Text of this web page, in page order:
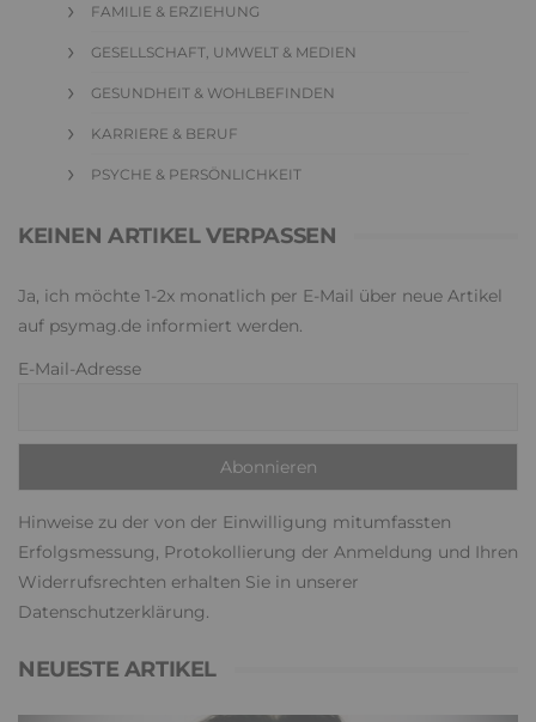
FAMILIE & ERZIEHUNG
GESELLSCHAFT, UMWELT & MEDIEN
GESUNDHEIT & WOHLBEFINDEN
KARRIERE & BERUF
PSYCHE & PERSÖNLICHKEIT
KEINEN ARTIKEL VERPASSEN
Ja, ich möchte 1-2x monatlich per E-Mail über neue Artikel
auf psymag.de informiert werden.
E-Mail-Adresse
Hinweise zu der von der Einwilligung mitumfassten
Erfolgsmessung, Protokollierung der Anmeldung und Ihren
Widerrufsrechten erhalten Sie in unserer
Datenschutzerklärung.
NEUESTE ARTIKEL